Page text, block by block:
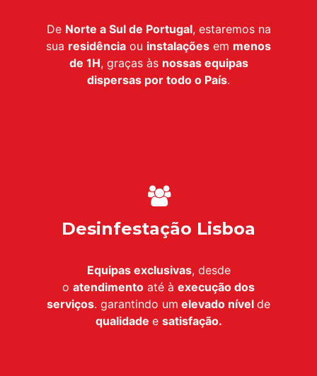
De Norte a Sul de Portugal, estaremos na
sua residência ou instalações em menos
de 1H, graças às nossas equipas
dispersas por todo o País.
Desinfestação Lisboa
Equipas exclusivas, desde
o atendimento até à execução dos
serviços. garantindo um elevado nível de
qualidade e satisfação.